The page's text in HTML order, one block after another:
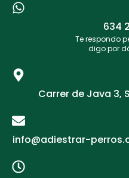
634
Te respondo
digo por
Carrer de Java 3,
info@adiestrar-